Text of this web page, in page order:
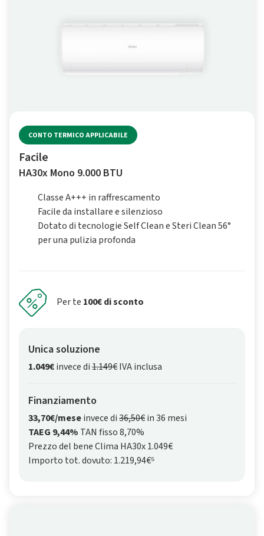
CONTO TERMICO APPLICABILE
Facile
HA30x Mono 9.000 BTU
Classe A+++ in raffrescamento
Facile da installare e silenzioso
Dotato di tecnologie Self Clean e Steri Clean 56°
per una pulizia profonda
Per te 100€ di sconto
Unica soluzione
1.049€invece di1.149€IVA inclusa
Finanziamento
33,70€/meseinvece di36,50€in 36 mesi
TAEG 9,44% TAN fisso 8,70%
Prezzo del bene Clima HA30x 1.049€
Importo tot. dovuto: 1.219,94€⁵